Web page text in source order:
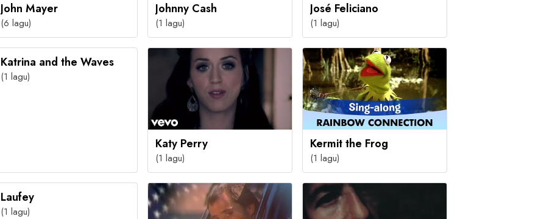
John Mayer
(6 lagu)
Johnny Cash
(1 lagu)
José Feliciano
(1 lagu)
Katrina and the Waves
(1 lagu)
Katy Perry
(1 lagu)
Kermit the Frog
(1 lagu)
Laufey
(1 lagu)